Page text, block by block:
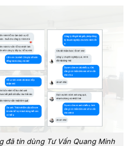
đã tin dùng Tư Vấn Quang Minh